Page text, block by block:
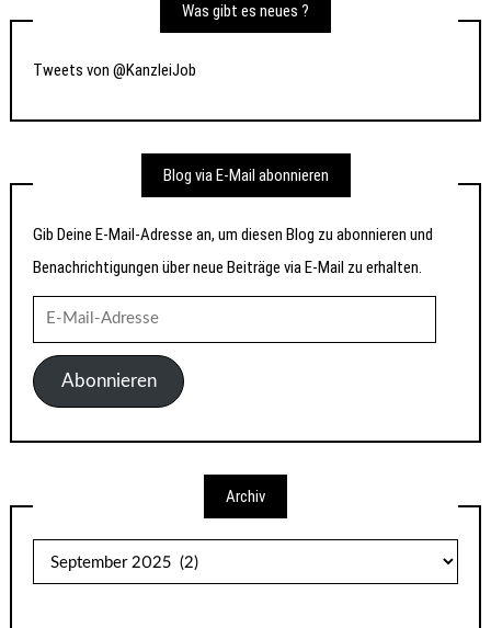
Was gibt es neues ?
Tweets von @KanzleiJob
Blog via E-Mail abonnieren
Gib Deine E-Mail-Adresse an, um diesen Blog zu abonnieren und
Benachrichtigungen über neue Beiträge via E-Mail zu erhalten.
Mail-
AdresseAbonnieren
Archiv